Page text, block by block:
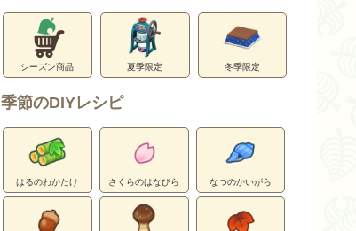
シーズン商品 夏季限定 冬季限定
季節のDIYレシピ
はるのわかたけ さくらのはなびら なつのかいがら